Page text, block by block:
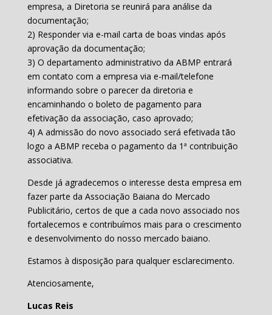
empresa, a Diretoria se reunirá para análise da
documentação;
2) Responder via e-mail carta de boas vindas após
aprovação da documentação;
3) O departamento administrativo da ABMP entrará
em contato com a empresa via e-mail/telefone
informando sobre o parecer da diretoria e
encaminhando o boleto de pagamento para
efetivação da associação, caso aprovado;
4) A admissão do novo associado será efetivada tão
logo a ABMP receba o pagamento da 1ª contribuição
associativa.
Desde já agradecemos o interesse desta empresa em
fazer parte da Associação Baiana do Mercado
Publicitário, certos de que a cada novo associado nos
fortalecemos e contribuímos mais para o crescimento
e desenvolvimento do nosso mercado baiano.
Estamos à disposição para qualquer esclarecimento.
Atenciosamente,
Lucas Reis